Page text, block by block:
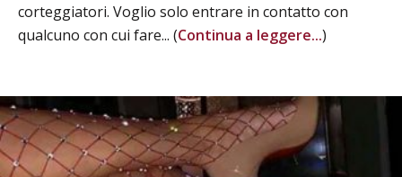
corteggiatori. Voglio solo entrare in contatto con
qualcuno con cui fare... (Continua a leggere...)